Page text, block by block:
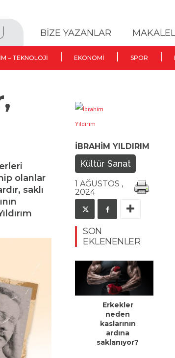
BİZE YAZANLAR
– TEKNOLOJI EKONOMI SPOR
olanlar
saklı
İBRAHIM YILDIRIM
Kültür Sanat
1 AĞUSTOS ,
2024
SON
EKLENENLER
Erkekler
neden
kaslarının
ardına
saklanıyor?